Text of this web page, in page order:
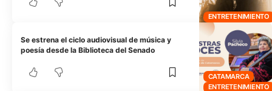
ENTRETENIMIENTO
CATAMARCA
ENTRETENIMIENTO
Se estrena el ciclo audiovisual de música y
poesía desde la Biblioteca del Senado